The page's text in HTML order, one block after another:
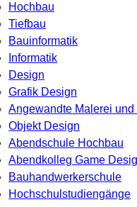
Hochbau
Tiefbau
Bauinformatik
Informatik
Design
Grafik Design
Angewandte Malerei
Objekt Design
Abendschule Hochbau
Abendkolleg Game
Bauhandwerkerschule
Hochschulstudiengänge